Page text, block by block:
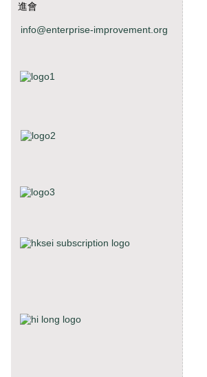
進會
info@enterprise-improvement.org